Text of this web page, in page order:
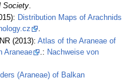
Society.
Distribution Maps of Arachnids
.
(2013): Atlas of the Araneae of
Araneae
.: Nachweise von
(Araneae) of Balkan